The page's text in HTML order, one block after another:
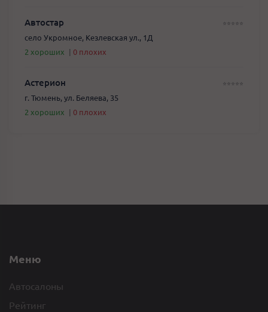
Автостар ⭐️⭐️⭐️⭐️⭐️
село Укромное, Кезлевская ул., 1Д
2 хороших | 0 плохих
Астерион ⭐️⭐️⭐️⭐️⭐️
г. Тюмень, ул. Беляева, 35
2 хороших | 0 плохих
Меню
Автосалоны
Рейтинг